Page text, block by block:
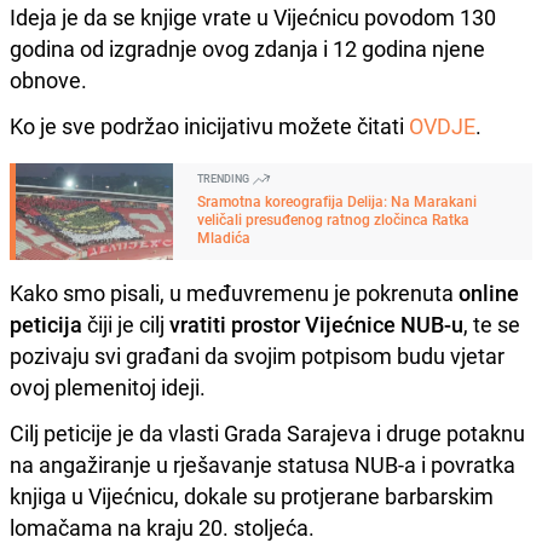
Ideja je da se knjige vrate u Vijećnicu povodom 130
godina od izgradnje ovog zdanja i 12 godina njene
obnove.
Ko je sve podržao inicijativu možete čitati OVDJE.
TRENDING
Sramotna koreografija Delija: Na Marakani
veličali presuđenog ratnog zločinca Ratka
Mladića
Kako smo pisali, u međuvremenu je pokrenuta online
peticija čiji je cilj vratiti prostor Vijećnice NUB-u, te se
pozivaju svi građani da svojim potpisom budu vjetar
ovoj plemenitoj ideji.
Cilj peticije je da vlasti Grada Sarajeva i druge potaknu
na angažiranje u rješavanje statusa NUB-a i povratka
knjiga u Vijećnicu, dokale su protjerane barbarskim
lomačama na kraju 20. stoljeća.